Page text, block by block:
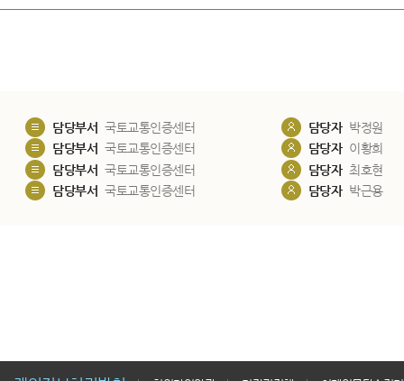
담당부서 국토교통인증센터 담당자 박정원
담당부서 국토교통인증센터 담당자 이황희
담당부서 국토교통인증센터 담당자 최호현
담당부서 국토교통인증센터 담당자 박근용